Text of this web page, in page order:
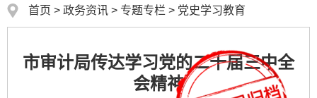
首页 > 政务资讯 > 专题专栏 > 党史学习教育
市审计局传达学习党的二十届三中全
会精神